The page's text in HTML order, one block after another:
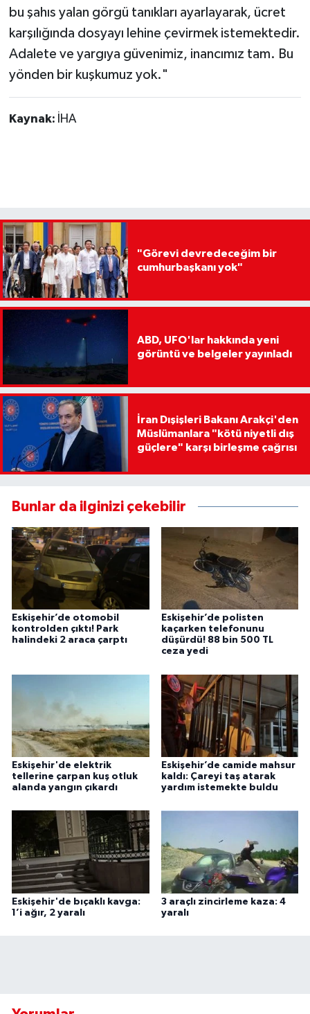
bu şahıs yalan görgü tanıkları ayarlayarak, ücret
karşılığında dosyayı lehine çevirmek istemektedir.
Adalete ve yargıya güvenimiz, inancımız tam. Bu
yönden bir kuşkumuz yok."
Kaynak: İHA
"Görevi devredeceğim bir
cumhurbaşkanı yok"
ABD, UFO'lar hakkında yeni
görüntü ve belgeler yayınladı
İran Dışişleri Bakanı Arakçi'den
Müslümanlara "kötü niyetli dış
güçlere" karşı birleşme çağrısı
Bunlar da ilginizi çekebilir
Eskişehir’de otomobil
kontrolden çıktı! Park
halindeki 2 araca çarptı
Eskişehir’de polisten
kaçarken telefonunu
düşürdü! 88 bin 500 TL
ceza yedi
Eskişehir'de elektrik
tellerine çarpan kuş otluk
alanda yangın çıkardı
Eskişehir’de camide mahsur
kaldı: Çareyi taş atarak
yardım istemekte buldu
Eskişehir'de bıçaklı kavga:
1’i ağır, 2 yaralı
3 araçlı zincirleme kaza: 4
yaralı